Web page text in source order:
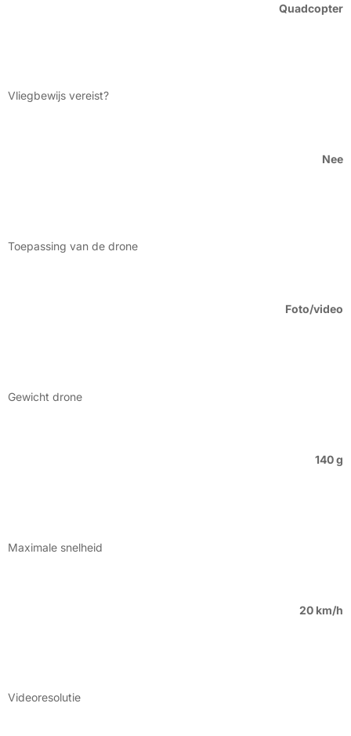
Quadcopter
Vliegbewijs vereist?
Nee
Toepassing van de drone
Foto/video
Gewicht drone
140 g
Maximale snelheid
20 km/h
Videoresolutie